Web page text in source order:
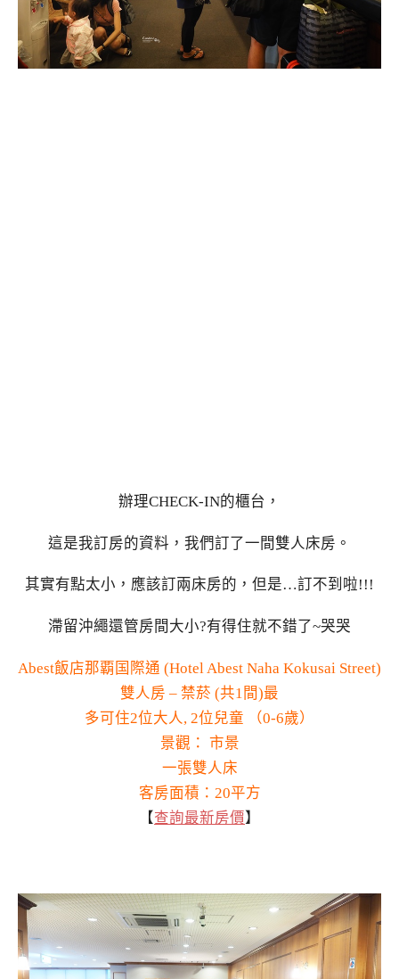
辦理CHECK-IN的櫃台，
這是我訂房的資料，我們訂了一間雙人床房。
其實有點太小，應該訂兩床房的，但是…訂不到啦!!!
滯留沖繩還管房間大小?有得住就不錯了~哭哭
Abest飯店那覇国際通 (Hotel Abest Naha Kokusai Street)
雙人房 – 禁菸 (共1間)最
多可住2位大人, 2位兒童 （0-6歲）
景觀： 市景
一張雙人床
客房面積：20平方
【查詢最新房價】